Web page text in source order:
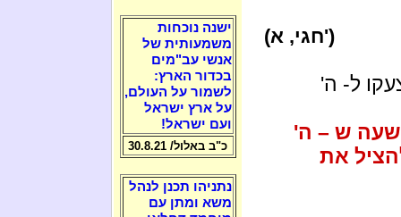
(חגי, א')
ל- ה'
ש – ה'
את
ישנה נוכחות
משמעותית של
אנשי עב"מים
בכדור הארץ:
לשמור על העולם,
על ארץ ישראל
ועם ישראל!
כ"ב באלול/ 30.8.21
נתניהו תכנן לנהל
משא ומתן עם